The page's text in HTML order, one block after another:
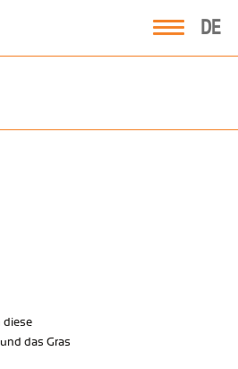
DE
diese
das Gras